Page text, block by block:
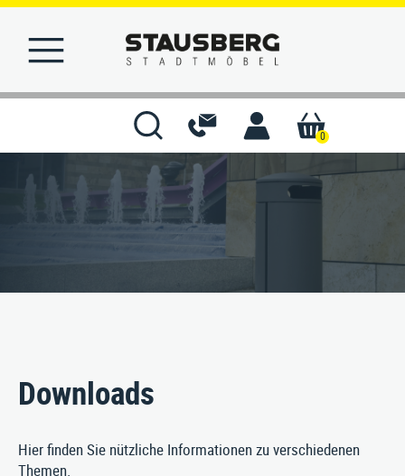
0
STARTSEITE
Downloads
Hier finden Sie nützliche Informationen zu verschiedenen
Themen.